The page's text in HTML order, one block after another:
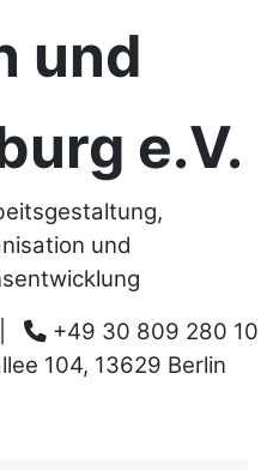
und
e.V.
und
+49 30 809 280 10
104, 13629 Berlin